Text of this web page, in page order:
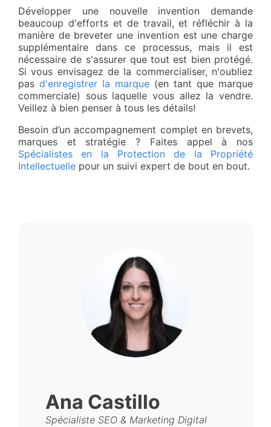
Développer une nouvelle invention demande
beaucoup d'efforts et de travail, et réfléchir à la
manière de breveter une invention est une charge
supplémentaire dans ce processus, mais il est
nécessaire de s'assurer que tout est bien protégé.
Si vous envisagez de la commercialiser, n'oubliez
pas d'enregistrer la marque (en tant que marque
commerciale) sous laquelle vous allez la vendre.
Veillez à bien penser à tous les détails!
Besoin d’un accompagnement complet en brevets,
marques et stratégie ? Faites appel à nos
Spécialistes en la Protection de la Propriété
Intellectuelle pour un suivi expert de bout en bout.
Ana Castillo
Spécialiste SEO & Marketing Digital